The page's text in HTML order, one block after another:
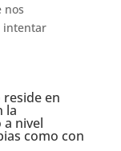
nos
intentar
en
la
nivel
como con